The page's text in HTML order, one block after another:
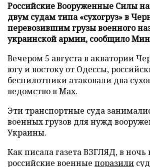
Российские Вооруженные Силы
двум судам типа «сухогруз» в
перевозившим грузы военного
украинской армии, сообщило
Вечером 5 августа в акватории
югу и востоку от Одессы,
беспилотники атаковали два
ведомство в Max.
Эти транспортные суда
военных грузов для нужд
Украины.
Как писала газета ВЗГЛЯД, в ночь
российские военные поразили